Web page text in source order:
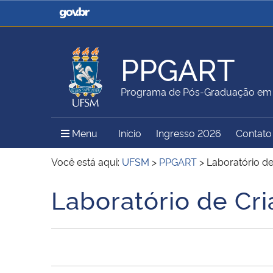
Casa Civil
Ministério da Justiça e
Ministério da Agricultura,
Pecuária e Abastecimento
Ministério da Educação
Ministério do Meio Ambiente Ministério do Turismo
Secretaria de Governo
Gabinete de Segurança
PPGART
Programa de Pós-Graduação
Menu Menu Principal do Sítio
Início Ingresso 2026 Contato
Você está aqui: UFSM > PPGART > Laboratório
Início do conteúdo
Laboratório de